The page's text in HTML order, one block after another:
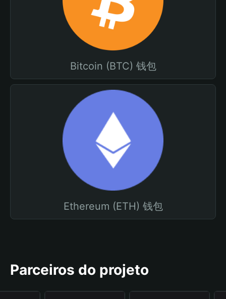
Bitcoin (BTC) 钱包
Ethereum (ETH) 钱包
Parceiros do projeto